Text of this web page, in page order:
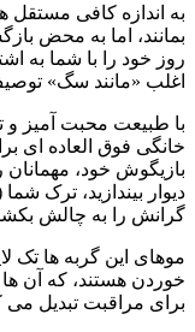
به اندازه کافی مستقل
بمانند، اما به محض
روز خود را با شما به
اغلب «مانند سگ»
با طبیعت محبت‌ آمیز و
خانگی فوق‌ العاده‌ ای
بازیگوش خود،
دیوار بیندازید، ترک
گرانش را به چالش
خوردن هستند، که آن‌ ها
برای مراقبت تبدیل می‌